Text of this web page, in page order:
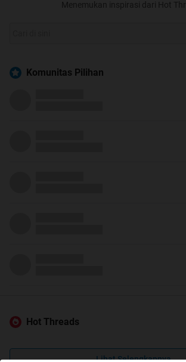
Menemukan inspirasi dari Hot
Komunitas Pilihan
Hot Threads
Lihat Selengkapnya